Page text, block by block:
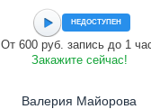
НЕДОСТУПЕН
От 600 руб. запись до 1
Закажите сейчас!
Валерия Майорова